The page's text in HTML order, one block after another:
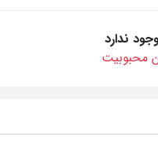
ندارد
محبوبیت